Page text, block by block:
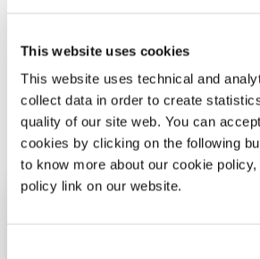
This website uses cookies
This website uses technical and
collect data in order to create
quality of our site web. You can
cookies by clicking on the following
to know more about our cookie
policy link on our website.
Gerätes finden Sie auch
Alles über die AirSense11 finden
Produktkatalog.